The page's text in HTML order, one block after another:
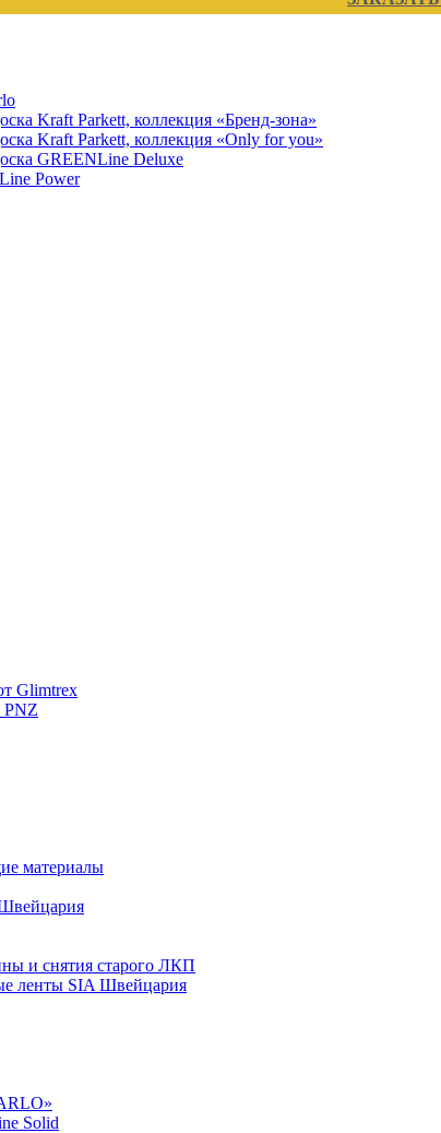
Kraft Parkett, коллекция «Бренд-зона»
Kraft Parkett, коллекция «Only for you»
GREENLine Deluxe
Power
Glimtrex
PNZ
материалы
и снятия старого ЛКП
ленты SIA Швейцария
Solid